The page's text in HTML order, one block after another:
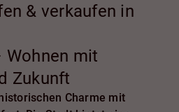
& verkaufen in
mit
Zukunft
Charme mit